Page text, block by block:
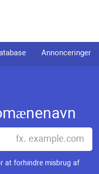
Annonceringer
at forhindre misbrug af